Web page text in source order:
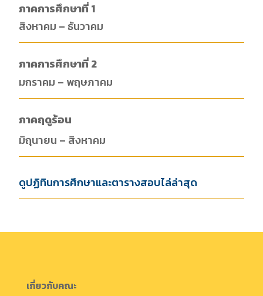
ภาคการศึกษาที่ 1
สิงหาคม – ธันวาคม
ภาคการศึกษาที่ 2
มกราคม – พฤษภาคม
ภาคฤดูร้อน
มิถุนายน – สิงหาคม
ดูปฏิทินการศึกษาและตารางสอบไล่ล่าสุด
เกี่ยวกับคณะ